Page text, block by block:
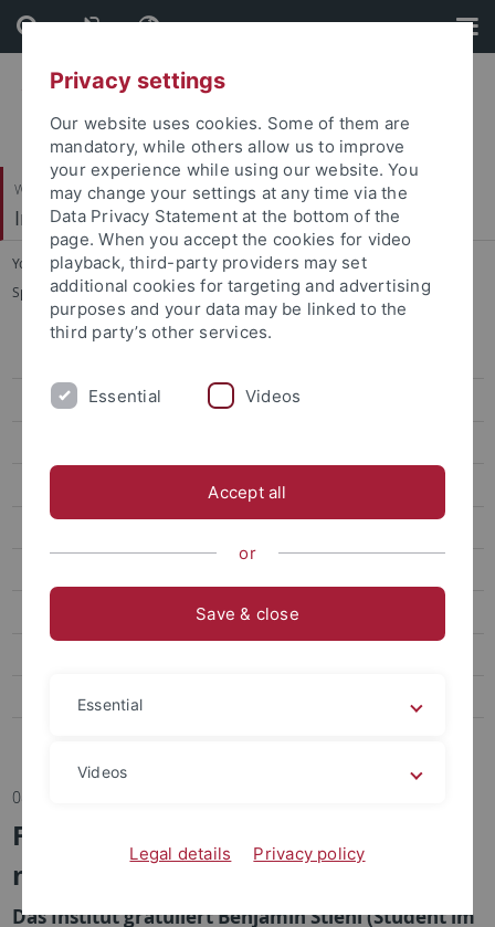
Skip
to
content
Skip
to
footer
Wirtschafts- und Sozialwissenschaftliche Fakultät
Institut für Sportwissenschaft
You are here: Startseite
...
Sportökonomik, Sportmanagement und Sportpublizistik
Team
Biomechanik, Bewegungs- und Trainingswissenschaft
Bildungs- und Gesundheitsforschung im Sport
08.07.2025
FISU Young Reporters Programme
mit IfS-Beteiligung
Das Institut gratuliert Benjamin Stiehl (Student im
Privacy settings
Our website uses cookies. Some of them are
mandatory, while others allow us to improve
your experience while using our website. You
may change your settings at any time via the
Data Privacy Statement at the bottom of the
page. When you accept the cookies for video
playback, third-party providers may set
additional cookies for targeting and advertising
purposes and your data may be linked to the
third party’s other services.
Essential Videos
Accept all
or
Save & close
Essential
Videos
Legal details Privacy policy